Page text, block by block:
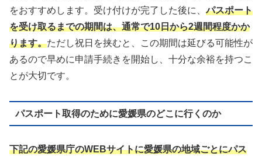
をおすすめします。受け付けが完了した後に、パスポート
を受け取るまでの期間は、通常で10日から2週間程度かか
ります。ただし祝日を挟むと、この期間は延びる可能性が
あるので早めに申請手続きを開始し、十分な余裕を持つこ
とが大切です。
パスポート取得のために愛媛県のどこに行くのか
下記の愛媛県庁のWEBサイトに愛媛県の地域ごとにパス